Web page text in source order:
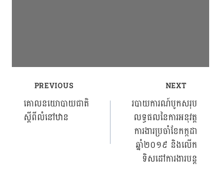
Post
navigation
PREVIOUS
គោលនយោបាយជាតិ
ស្ដីពីលំនៅឋាន
NEXT
របាយការណ៍បូកសរុប
លទ្ធផលនៃការអនុវត្ត
ការងារប្រចាំខែកក្កដា
ឆ្នាំ២០១៩ និងលើក
ទិសដៅការងារបន្ត